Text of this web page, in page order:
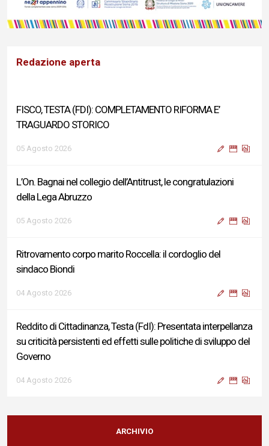
Redazione aperta
FISCO, TESTA (FDI): COMPLETAMENTO RIFORMA E’
TRAGUARDO STORICO
05 Agosto 2026
L’On. Bagnai nel collegio dell’Antitrust, le congratulazioni
della Lega Abruzzo
05 Agosto 2026
Ritrovamento corpo marito Roccella: il cordoglio del
sindaco Biondi
04 Agosto 2026
Reddito di Cittadinanza, Testa (FdI): Presentata interpellanza
su criticità persistenti ed effetti sulle politiche di sviluppo del
Governo
04 Agosto 2026
Sigismondi, Liris e Testa: “Profondo cordoglio e vicinanza al
Ministro Roccella e alla sua famiglia”
ARCHIVIO